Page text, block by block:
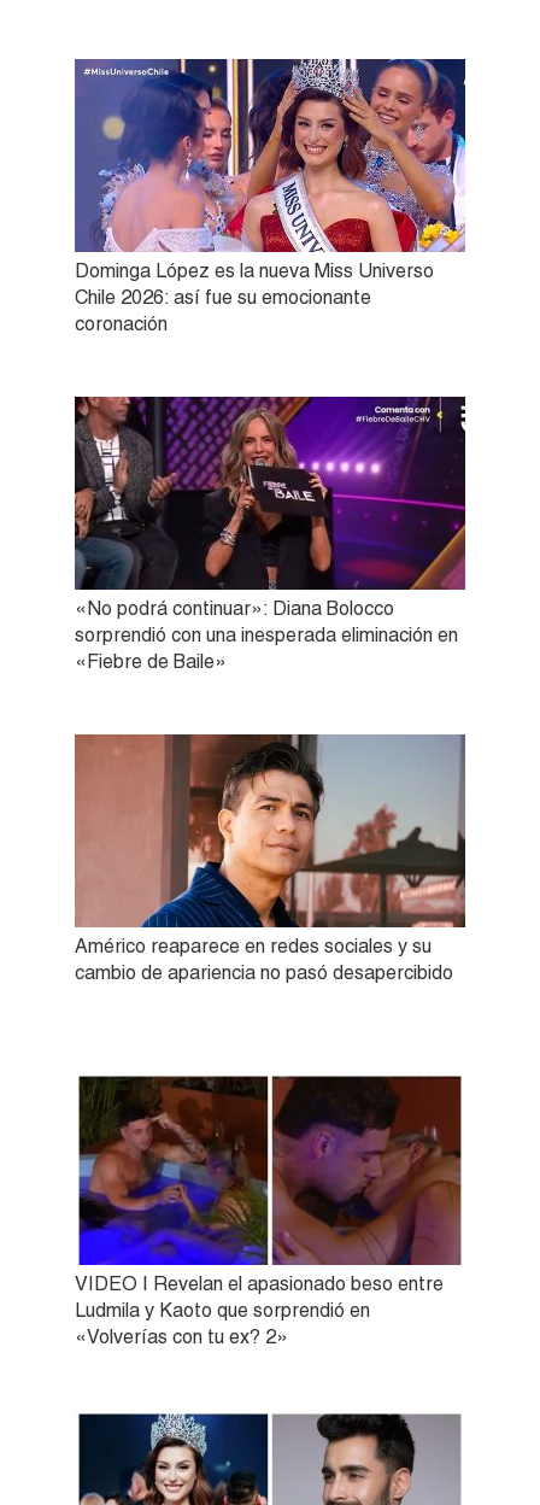
Dominga López es la nueva Miss Universo
Chile 2026: así fue su emocionante
coronación
«No podrá continuar»: Diana Bolocco
sorprendió con una inesperada eliminación en
«Fiebre de Baile»
Américo reaparece en redes sociales y su
cambio de apariencia no pasó desapercibido
VIDEO | Revelan el apasionado beso entre
Ludmila y Kaoto que sorprendió en
«Volverías con tu ex? 2»